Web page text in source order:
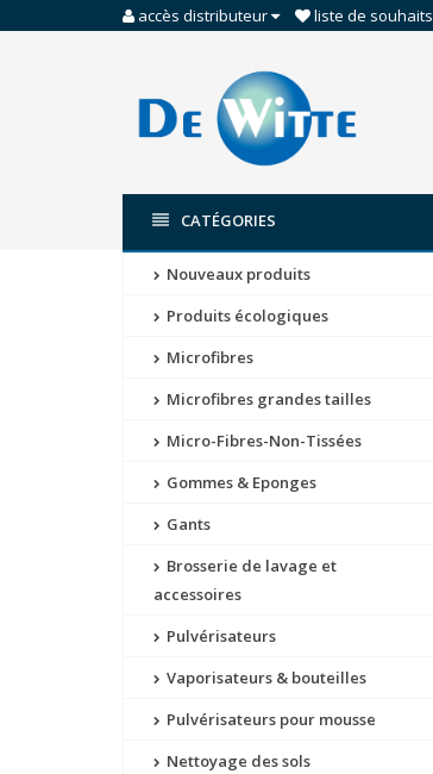
accès distributeur liste de souhaits
CATÉGORIES
Nouveaux produits
Produits écologiques
Microfibres
Microfibres grandes tailles
Micro-Fibres-Non-Tissées
Gommes & Eponges
Gants
Brosserie de lavage et
accessoires
Pulvérisateurs
Vaporisateurs & bouteilles
Pulvérisateurs pour mousse
Nettoyage des sols